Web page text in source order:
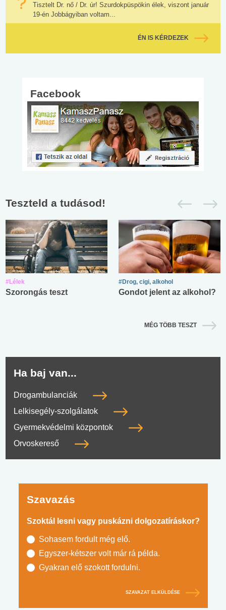
Tisztelt Dr. nő / Dr. úr! Szurdokpüspökin élek, viszont január
19-én Jobbágyiban voltam...
ÉN IS KÉRDEZEK
Facebook
Teszteld a tudásod!
#Lélek
Szorongás teszt
#Drog, cigi, alkohol
Gondot jelent az alkohol?
MÉG TÖBB TESZT
Ha baj van...
Drogambulanciák
Lelkisegély-szolgálatok
Gyermekvédelmi központok
Orvoskereső
Szavazás
Szoktál lesni vagy puskázni dolgozatíráskor?
Sohasem fordult még elő.
Egyszer-kétszer volt már rá példa.
Gyakran elő szokott fordulni.
SZAVAZAT ELKÜLDÉSE